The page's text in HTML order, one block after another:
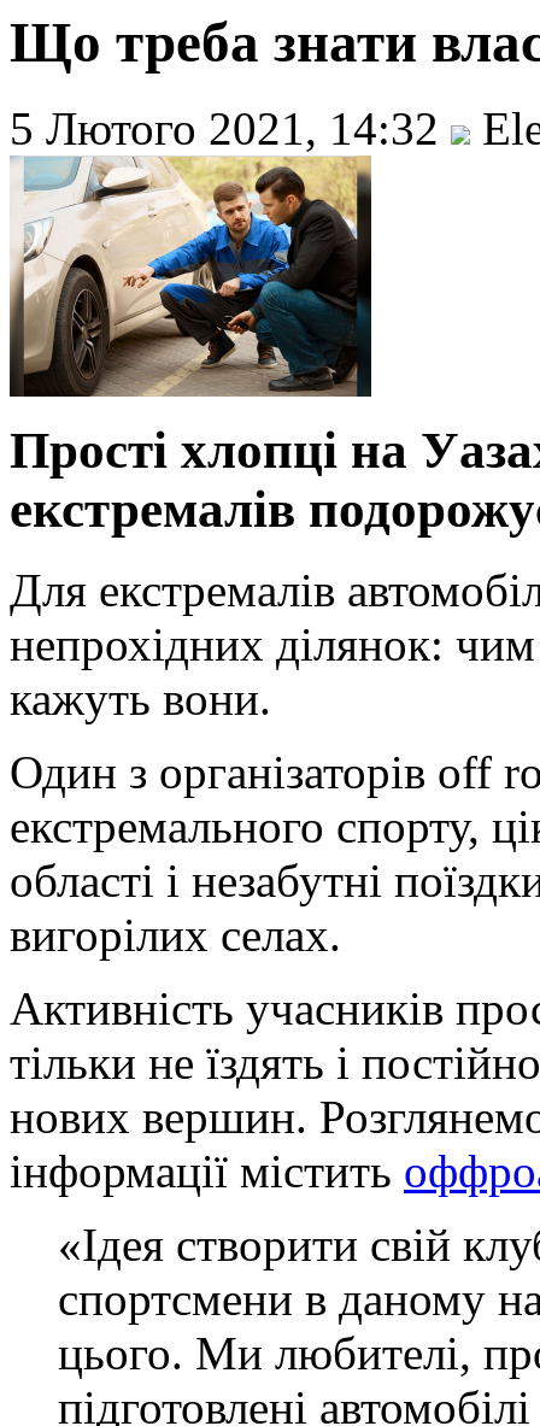
Що треба знати
5 Лютого 2021, 14:32
Прості хлопці на
екстремалів
Для екстремалів
непрохідних ділянок:
кажуть вони.
Один з організаторів off
екстремального спорту,
області і незабутні
вигорілих селах.
Активність учасників
тільки не їздять і
нових вершин.
інформації містить
«Ідея створити свій
спортсмени в даному
цього. Ми любителі,
підготовлені